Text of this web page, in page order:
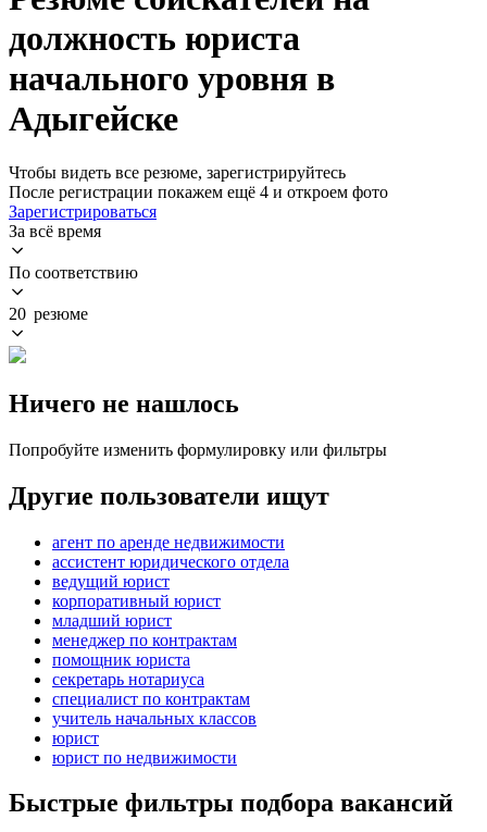
должность юриста
начального уровня в
Адыгейске
Чтобы видеть все резюме, зарегистрируйтесь
После регистрации покажем ещё 4 и откроем фото
Зарегистрироваться
За всё время
По соответствию
20 резюме
Ничего не нашлось
Попробуйте изменить формулировку или фильтры
Другие пользователи ищут
агент по аренде недвижимости
ассистент юридического отдела
ведущий юрист
корпоративный юрист
младший юрист
менеджер по контрактам
помощник юриста
секретарь нотариуса
специалист по контрактам
учитель начальных классов
юрист
юрист по недвижимости
Быстрые фильтры подбора вакансий